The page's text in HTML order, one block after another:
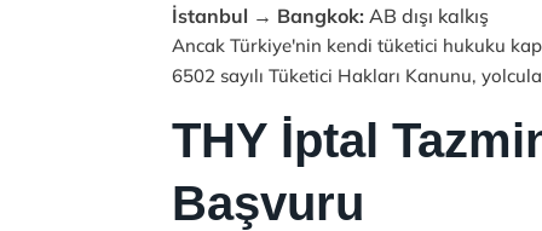
İstanbul → Bangkok: AB dışı kalkış
Ancak Türkiye'nin kendi tüketici hukuku
6502 sayılı Tüketici Hakları Kanunu,
THY İptal
Başvuru